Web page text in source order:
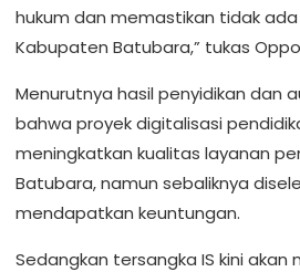
hukum dan memastikan tidak
Kabupaten Batubara,” tukas
Menurutnya hasil penyidikan dan
bahwa proyek digitalisasi
meningkatkan kualitas layanan
Batubara, namun sebaliknya
mendapatkan keuntungan.
Sedangkan tersangka IS kini akan